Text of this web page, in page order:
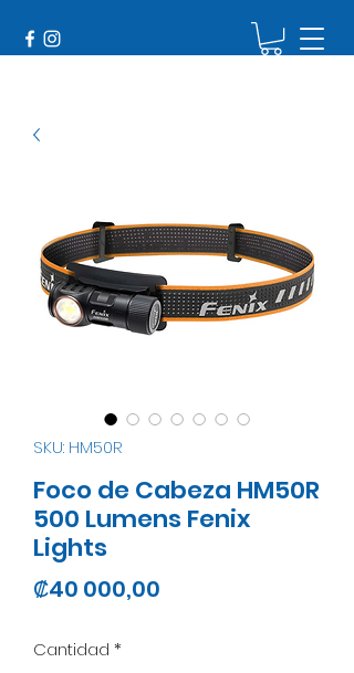
SKU: HM50R
Foco de Cabeza HM50R
500 Lumens Fenix
Lights
₡40 000,00
Cantidad *